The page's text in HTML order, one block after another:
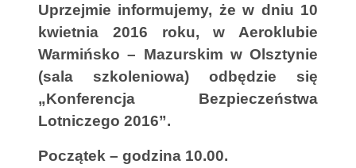
Uprzejmie informujemy, że w dniu 10
kwietnia 2016 roku, w Aeroklubie
Warmińsko – Mazurskim w Olsztynie
(sala szkoleniowa) odbędzie się
„Konferencja Bezpieczeństwa
Lotniczego 2016”.
Początek – godzina 10.00.